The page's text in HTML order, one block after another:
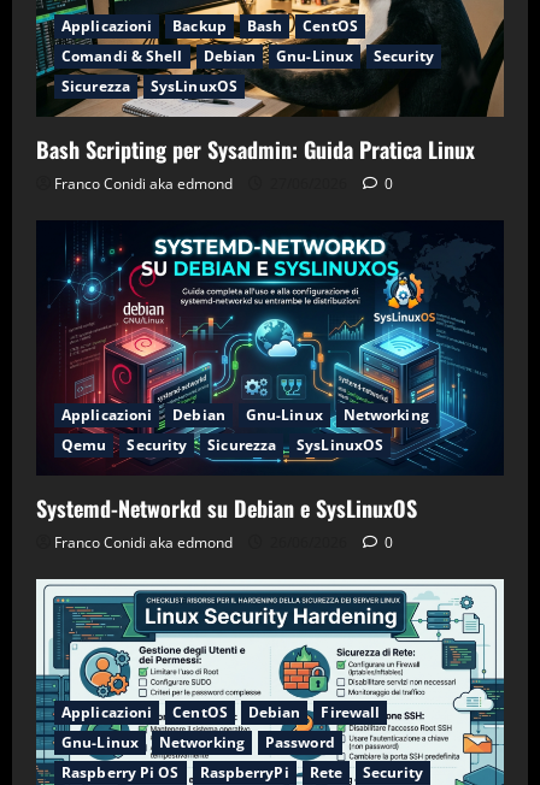
Applicazioni Backup Bash
CentOS
Comandi & Shell
Debian Gnu-Linux
Security
Sicurezza
SysLinuxOS
Bash Scripting per Sysadmin: Guida Pratica Linux
Franco Conidi aka edmond 0
Applicazioni Debian Gnu-Linux
Networking
Qemu
Security Sicurezza SysLinuxOS
Systemd-Networkd su Debian e SysLinuxOS
Franco Conidi aka edmond 0
Applicazioni CentOS Debian
Firewall
Gnu-Linux
Networking
Password
Raspberry Pi OS
RaspberryPi Rete
Security